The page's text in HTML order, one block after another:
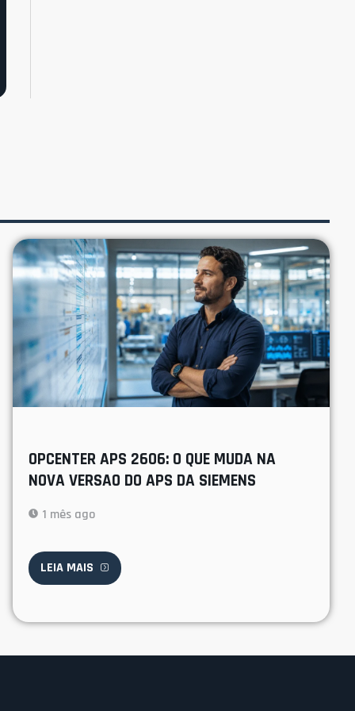
OPCENTER APS 2606: O QUE MUDA NA
NOVA VERSAO DO APS DA SIEMENS
1 mês ago
LEIA MAIS